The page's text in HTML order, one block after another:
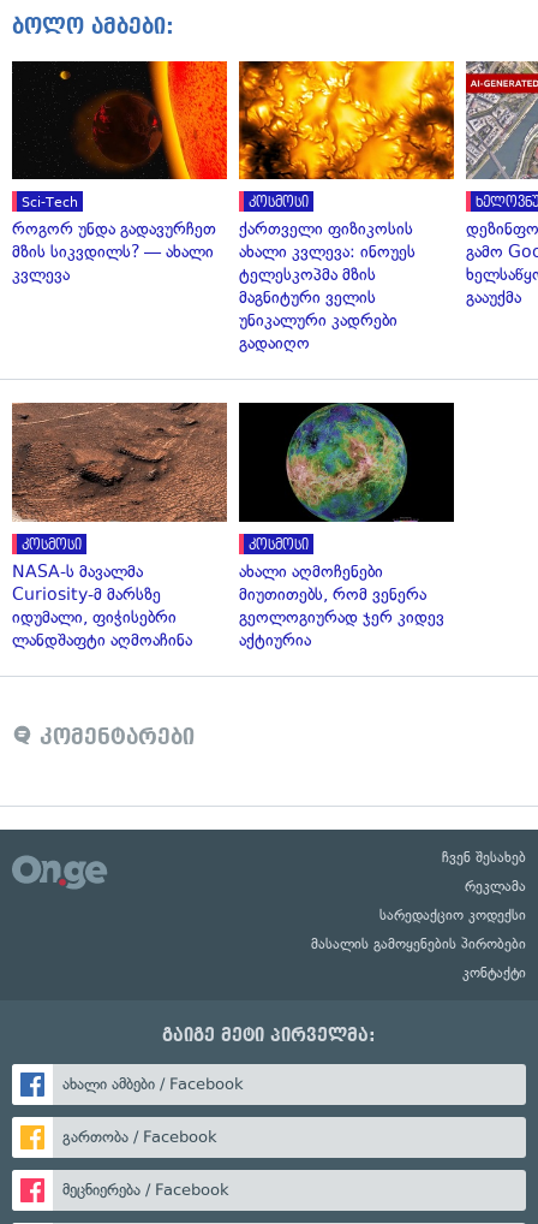
ბოლო ამბები:
Sci-Tech
როგორ უნდა გადავურჩეთ
მზის სიკვდილს? — ახალი
კვლევა
კოსმოსი
ქართველი ფიზიკოსის
ახალი კვლევა: ინოუეს
ტელესკოპმა მზის
მაგნიტური ველის
უნიკალური კადრები
გადაიღო
გამო
გააუქმა
კოსმოსი
NASA-ს მავალმა
Curiosity-მ მარსზე
იდუმალი, ფიჭისებრი
ლანდშაფტი აღმოაჩინა
კოსმოსი
ახალი აღმოჩენები
მიუთითებს, რომ ვენერა
გეოლოგიურად ჯერ კიდევ
აქტიურია
კომენტარები
ჩვენ შესახებ
რეკლამა
სარედაქციო კოდექსი
მასალის გამოყენების პირობები
კონტაქტი
გაიგე მეტი პირველმა:
ახალი ამბები / Facebook
გართობა / Facebook
მეცნიერება / Facebook